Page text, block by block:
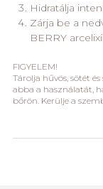
Hidratálja
Zárja be a
BERRY
FIGYELEM!
Tárolja hűvös, sötét
abba a használatát,
bőrön. Kerülje a